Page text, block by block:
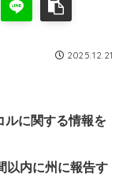
2025.12.21
ルに関する情報を
以内に州に報告す